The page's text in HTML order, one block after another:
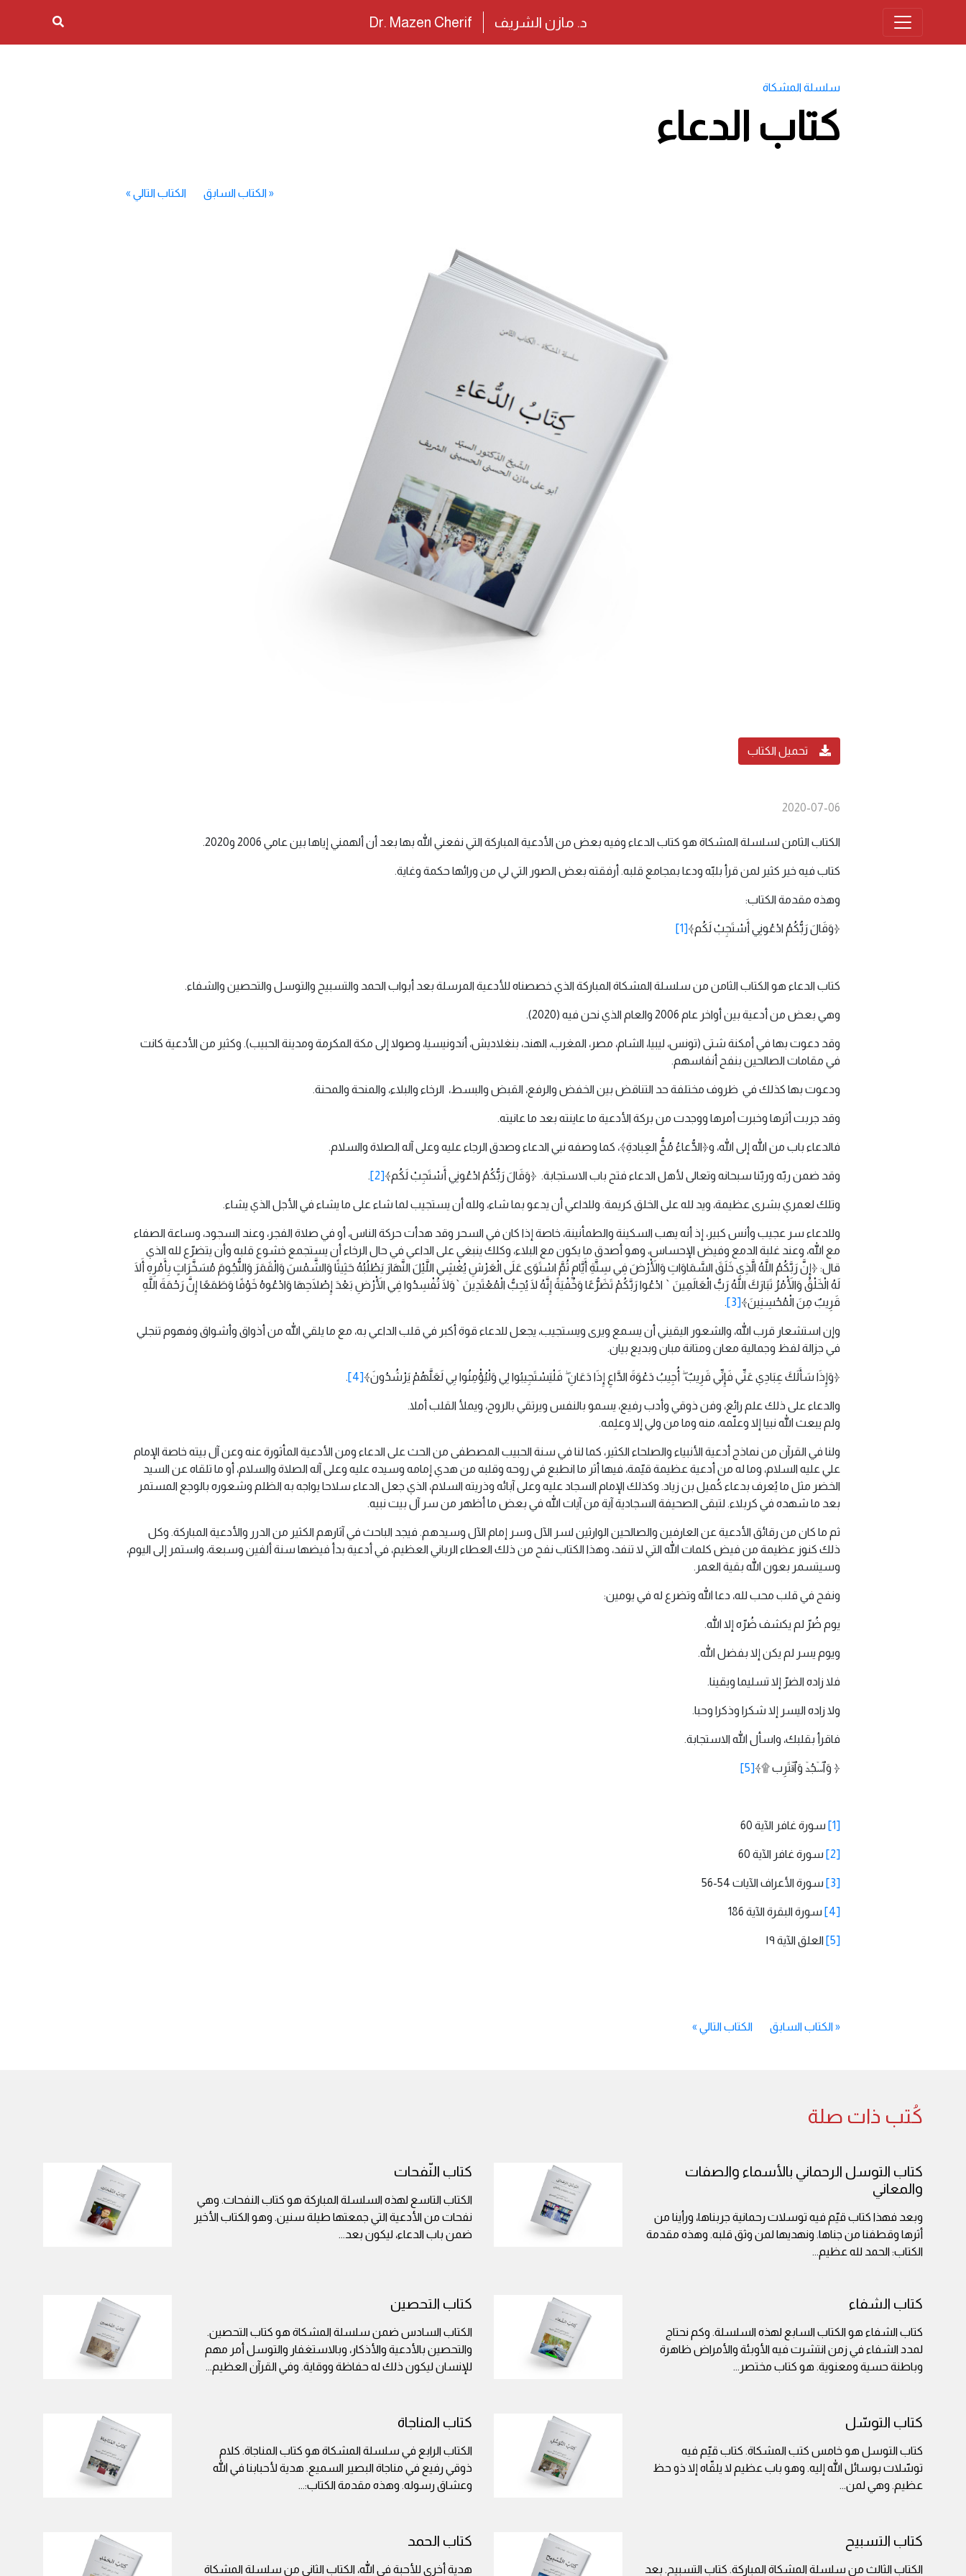
د. مازن الشريف Dr. Mazen Cherif
سلسلة المشكاة
كتاب الدعاء
«الكتاب السابق الكتاب التالي »
تحميل الكتاب
2020-07-06
الكتاب الثامن لسلسلة المشكاة هو كتاب الدعاء وفيه بعض من الأدعية المباركة التي نفعني الله بها بعد أن ألهمني إياها بين عامي 2006 و2020.
كتاب فيه خير كثير لمن قرأ بلبّه ودعا بمجامع قلبه. أرفقته بعض الصور التي لي من ورائها حكمة وغاية.
وهذه مقدمة الكتاب:
﴿وَقَالَ رَبُّكُمُ ادْعُونِي أَسْتَجِبْ لَكُم﴾[1]
كتاب الدعاء هو الكتاب الثامن من سلسلة المشكاة المباركة الذي خصصناه للأدعية المرسلة بعد أبواب الحمد والتسبيح والتوسل والتحصين والشفاء.
وهي بعض من أدعية بين أواخر عام 2006 والعام الذي نحن فيه (2020).
وقد دعوت بها في أمكنة شتى (تونس، ليبيا، الشام، مصر، المغرب، الهند، بنغلاديش، أندونيسيا، وصولا إلى مكة المكرمة ومدينة الحبيب). وكثير من الأدعية كانت
في مقامات الصالحين بنفح أنفاسهم.
ودعوت بها كذلك في ظروف مختلفة حد التناقض بين الخفض والرفع، القبض والبسط، الرخاء والبلاء، والمنحة والمحنة.
وقد جربت أثرها وخبرت أمرها ووجدت من بركة الأدعية ما عاينته بعد ما عانيته.
فالدعاء باب من الله إلى الله، و﴿الدُّعاءُ مُخُّ العِبادةِ﴾، كما وصفه نبي الدعاء وصدق الرجاء عليه وعلى آله الصلاة والسلام.
وقد ضمن ربّه وربّنا سبحانه وتعالى لأهل الدعاء فتح باب الاستجابة. ﴿وَقَالَ رَبُّكُمُ ادْعُونِي أَسْتَجِبْ لَكُم﴾[2]
.
وتلك لعمري بشرى عظيمة، ويد لله على الخلق كريمة. وللداعي أن يدعو بما شاء، ولله أن يستجيب لما شاء على ما يشاء في الأجل الذي يشاء.
وللدعاء سر عجيب وأنس كبير، إذ أنه يهب السكينة والطمأنينة، خاصة إذا كان في السحر وقد هدأت حركة الناس، أو في صلاة الفجر، وعند السجود، وساعة الصفاء
مع الله، وعند غلبة الدمع وفيض الإحساس، وهو أصدق ما يكون مع البلاء، وكلك ينبغي على الداعي في حال الرخاء أن يستجمع خشوع قلبه وأن يتضرّع لله الذي
قال: ﴿إِنَّ رَبَّكُمُ اللَّهُ الَّذِي خَلَقَ السَّمَاوَاتِ وَالْأَرْضَ فِي سِتَّةِ أَيَّامٍ ثُمَّ اسْتَوَى عَلَى الْعَرْشِ يُغْشِي اللَّيْلَ النَّهَارَ يَطْلُبُهُ حَثِيثًا وَالشَّمْسَ وَالْقَمَرَ وَالنُّجُومَ مُسَخَّرَاتٍ بِأَمْرِهِ أَلَا
لَهُ الْخَلْقُ وَالْأَمْرُ تَبَارَكَ اللَّهُ رَبُّ الْعَالَمِينَ ` ادْعُوا رَبَّكُمْ تَضَرُّعًا وَخُفْيَةً إِنَّهُ لَا يُحِبُّ الْمُعْتَدِينَ `وَلَا تُفْسِدُوا فِي الْأَرْضِ بَعْدَ إِصْلَاحِهَا وَادْعُوهُ خَوْفًا وَطَمَعًا إِنَّ رَحْمَةَ اللَّهِ
قَرِيبٌ مِنَ الْمُحْسِنِينَ﴾[3]
.
وإن استشعار قرب الله، والشعور اليقيني أن يسمع ويرى ويستجيب، يجعل للدعاء قوة أكبر في قلب الداعي به، مع ما يلقي الله من أذواق وأشواق وفهوم تنجلي
في جزالة لفظ وجمالية معان ومتانة مبان وبديع بيان.
﴿وَإِذَا سَأَلَكَ عِبَادِي عَنِّي فَإِنِّي قَرِيبٌ ۖ أُجِيبُ دَعْوَةَ الدَّاعِ إِذَا دَعَانِ ۖ فَلْيَسْتَجِيبُوا لِي وَلْيُؤْمِنُوا بِي لَعَلَّهُمْ يَرْشُدُونَ﴾[4]
.
والدعاء على ذلك علم رائع، وفن ذوقي وأدب رفيع، يسمو بالنفس ويرتقي بالروح، ويملأ القلب أملا.
ولم يبعث الله نبيا إلا وعلّمه، منه وما من ولي إلا وعلِمه.
ولنا في القرآن من نماذج أدعية الأنبياء والصلحاء الكثير، كما لنا في سنة الحبيب المصطفى من الحث على الدعاء ومن الأدعية المأثورة عنه وعن آل بيته خاصة الإمام
علي عليه السلام، وما له من أدعية عظيمة قيّمة، فيها أثر ما انطبع في روحه وقلبه من هدي إمامه وسيده عليه وعلى آله الصلاة والسلام، أو ما تلقاه عن السيد
الخضر مثل ما يُعرف بدعاء كُميل بن زياد. وكذلك الإمام السجاد عليه وعلى آبائه وذريته السلام، الذي جعل الدعاء سلاحا يواجه به الظلم وشعوره بالوجع المستمر
بعد ما شهده في كربلاء. لتبقى الصحيفة السجادية آية من آيات الله في بعض ما أظهر من سر آل بيت نبيه.
ثم ما كان من رقائق الأدعية عن العارفين والصالحين الوارثين لسر الآل وسر إمام الآل وسيدهم. فيجد الباحث في آثارهم الكثير من الدرر والأدعية المباركة. وكل
ذلك كنوز عظيمة من فيض كلمات الله التي لا تنفد، وهذا الكتاب نفح من ذلك العطاء الرباني العظيم، في أدعية بدأ فيضها سنة ألفين وسبعة، واستمر إلى اليوم،
وسيتسمر بعون الله بقية العمر.
ونفح في قلب محب لله، دعا الله وتضرع له في يومين:
يوم ضُرّ لم يكشف ضُرّه إلا الله.
ويوم يسر لم يكن إلا بفضل الله.
فلا زاده الضرّ إلا تسليما ويقينا.
ولا زاده اليسر إلا شكرا وذكرا وحبا.
فاقرأ بقلبك، واسأل الله الاستجابة.
﴿ وَٱسۡجُدۡ وَٱقۡتَرِب ۩﴾[5]
[1] سورة غافر الآية 60
[2] سورة غافر الآية 60
[3] سورة الأعراف الآيات 54-56
[4] سورة البقرة الآية 186
[5] العلق الآية ١٩
«الكتاب السابق الكتاب التالي »
كُتب ذات صلة
كتاب التوسل الرحماني بالأسماء والصفات
والمعاني
وبعد فهذا كتاب قيّم فيه توسلات رحمانية جربناها، ورأينا من
أثرها وقطفنا من جناها. ونهديها لمن وثق قلبه. وهذه مقدمة
الكتاب: الحمد لله عظيم...
كتاب النّفحات
الكتاب التاسع لهذه السلسلة المباركة هو كتاب النفحات. وهي
نفحات من الأدعية التي جمعتها طيلة سنين. وهو الكتاب الأخير
ضمن باب الدعاء، ليكون بعد...
كتاب الشفاء
كتاب الشفاء هو الكتاب السابع لهذه السلسلة. وكم نحتاج
لمدد الشفاء في زمن انتشرت فيه الأوبئة والأمراض ظاهرة
وباطنة حسية ومعنوية. هو كتاب مختصر ...
كتاب التحصين
الكتاب السادس ضمن سلسلة المشكاة هو كتاب التحصين.
والتحصين بالأدعية والأذكار، وبالاستغفار والتوسل أمر مهم
للإنسان ليكون ذلك له حفاظة ووقاية. وفي القرآن العظيم...
كتاب التوسّل
كتاب التوسل هو خامس كتب المشكاة. كتاب قيّم فيه
توسّلات بوسائل الله إليه. وهو باب عظيم لا يلقّاه إلا ذو حظ
عظيم. وهي لمن...
كتاب المناجاة
الكتاب الرابع في سلسلة المشكاة هو كتاب المناجاة. كلام
ذوقي رفيع في مناجاة البصير السميع. هدية لأحبابنا في الله
وعشاق رسوله. وهذه مقدمة الكتاب:...
كتاب التسبيح
الكتاب الثالث من سلسلة المشكاة المباركة. كتاب التسبيح. بعد
كتاب الحمد
هدية أخرى للأحبة في الله، الكتاب الثاني من سلسلة المشكاة